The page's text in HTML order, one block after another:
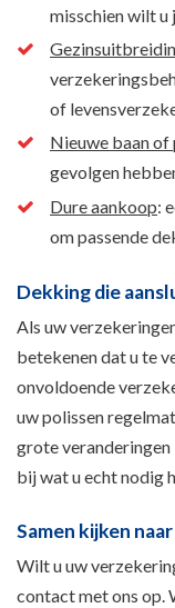
misschien wilt u
of
Nieuwe baan of
gevolgen
Dure aankoop:
om passende
Dekking die
Als uw
betekenen dat u te
onvoldoende
uw polissen
grote veranderingen
bij wat u echt nodig
Samen kijken
Wilt u uw
contact met ons op.